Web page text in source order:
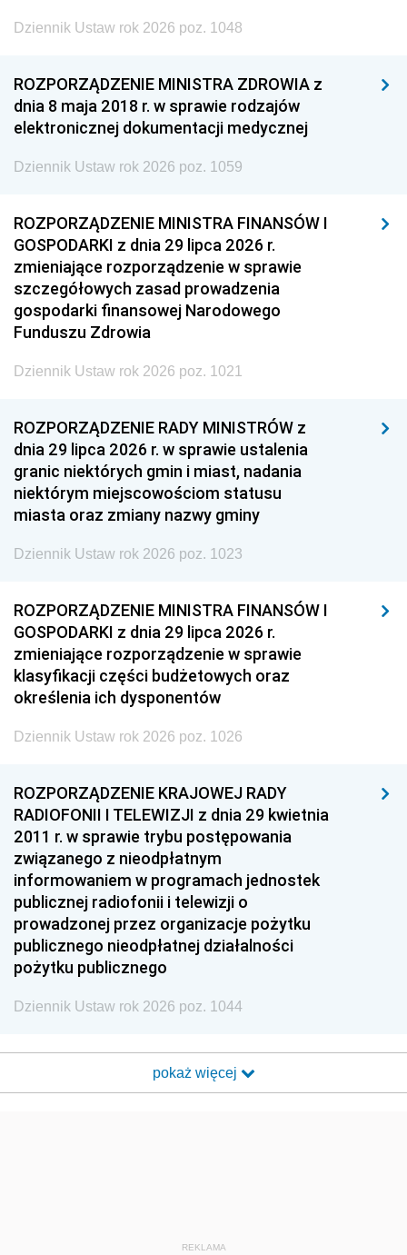
Dziennik Ustaw rok 2026 poz. 1048
ROZPORZĄDZENIE MINISTRA ZDROWIA z
dnia 8 maja 2018 r. w sprawie rodzajów
elektronicznej dokumentacji medycznej
Dziennik Ustaw rok 2026 poz. 1059
ROZPORZĄDZENIE MINISTRA FINANSÓW I
GOSPODARKI z dnia 29 lipca 2026 r.
zmieniające rozporządzenie w sprawie
szczegółowych zasad prowadzenia
gospodarki finansowej Narodowego
Funduszu Zdrowia
Dziennik Ustaw rok 2026 poz. 1021
ROZPORZĄDZENIE RADY MINISTRÓW z
dnia 29 lipca 2026 r. w sprawie ustalenia
granic niektórych gmin i miast, nadania
niektórym miejscowościom statusu
miasta oraz zmiany nazwy gminy
Dziennik Ustaw rok 2026 poz. 1023
ROZPORZĄDZENIE MINISTRA FINANSÓW I
GOSPODARKI z dnia 29 lipca 2026 r.
zmieniające rozporządzenie w sprawie
klasyfikacji części budżetowych oraz
określenia ich dysponentów
Dziennik Ustaw rok 2026 poz. 1026
ROZPORZĄDZENIE KRAJOWEJ RADY
RADIOFONII I TELEWIZJI z dnia 29 kwietnia
2011 r. w sprawie trybu postępowania
związanego z nieodpłatnym
informowaniem w programach jednostek
publicznej radiofonii i telewizji o
prowadzonej przez organizacje pożytku
publicznego nieodpłatnej działalności
pożytku publicznego
Dziennik Ustaw rok 2026 poz. 1044
pokaż więcej
REKLAMA